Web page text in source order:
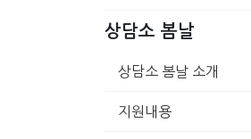
상담소 봄날
상담소 봄날 소개
지원내용